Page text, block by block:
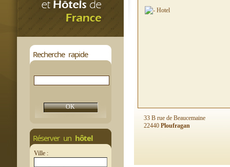
Recherche rapide
Réserver un hôtel
Ville :
33 B rue de Beaucemaine
22440 Ploufragan